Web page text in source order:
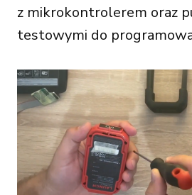
z mikrokontrolerem oraz
testowymi do